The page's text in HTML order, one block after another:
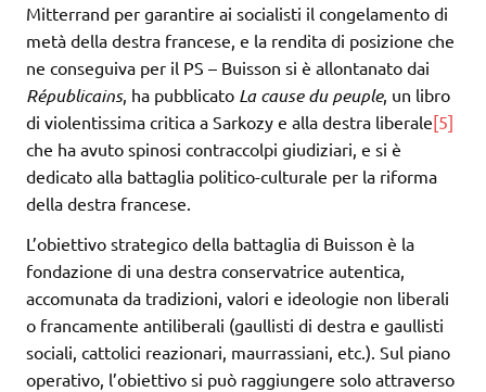
Mitterrand per garantire ai socialisti il congelamento di
metà della destra francese, e la rendita di posizione che
ne conseguiva per il PS – Buisson si è allontanato dai
Républicains, ha pubblicato La cause du peuple, un libro
di violentissima critica a Sarkozy e alla destra liberale[5]
che ha avuto spinosi contraccolpi giudiziari, e si è
dedicato alla battaglia politico-culturale per la riforma
della destra francese.
L’obiettivo strategico della battaglia di Buisson è la
fondazione di una destra conservatrice autentica,
accomunata da tradizioni, valori e ideologie non liberali
o francamente antiliberali (gaullisti di destra e gaullisti
sociali, cattolici reazionari, maurrassiani, etc.). Sul piano
operativo, l’obiettivo si può raggiungere solo attraverso